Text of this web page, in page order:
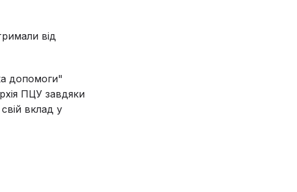
від
допомоги"
ПЦУ завдяки
вклад у